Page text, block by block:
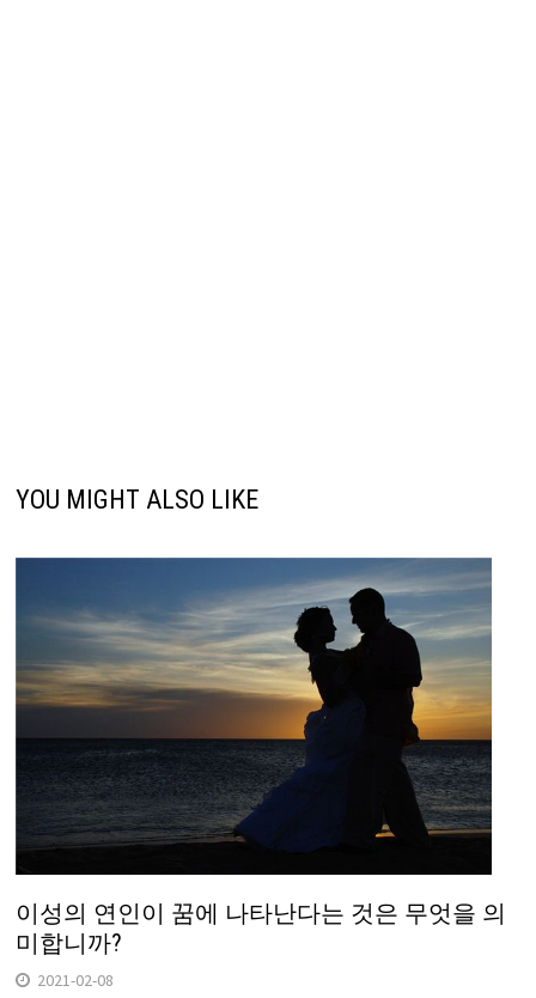
YOU MIGHT ALSO LIKE
이성의 연인이 꿈에 나타난다는 것은 무엇을 의
미합니까?
2021-02-08